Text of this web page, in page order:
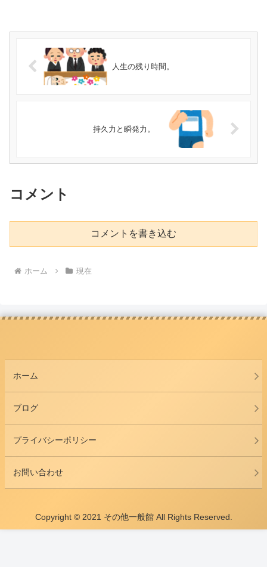
人生の残り時間。
持久力と瞬発力。
コメント
コメントを書き込む
ホーム 現在
ホーム
ブログ
プライバシーポリシー
お問い合わせ
Copyright © 2021 その他一般館 All Rights Reserved.